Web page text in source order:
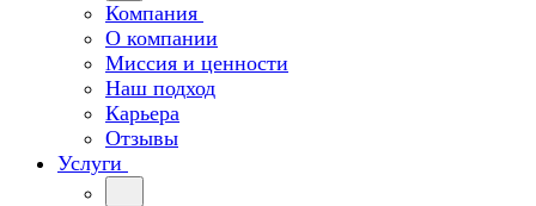
Компания
О компании
Миссия и ценности
Наш подход
Карьера
Отзывы
Услуги